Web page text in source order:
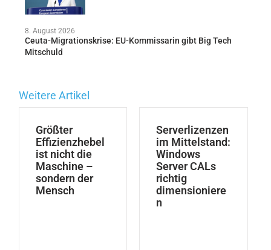
8. August 2026
Ceuta-Migrationskrise: EU-Kommissarin gibt Big Tech
Mitschuld
Weitere Artikel
Größter
Effizienzhebel
ist nicht die
Maschine –
sondern der
Mensch
Serverlizenzen
im Mittelstand:
Windows
Server CALs
richtig
dimensioniere
n